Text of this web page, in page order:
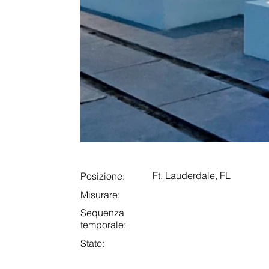
Ft. Lauderdale, FL
Posizione:
Misurare:
Sequenza
temporale:
Stato: